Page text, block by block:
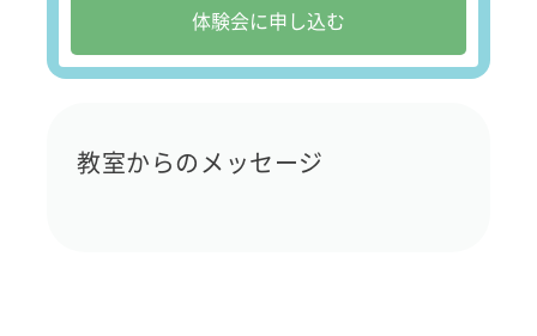
体験会に申し込む
教室からのメッセージ